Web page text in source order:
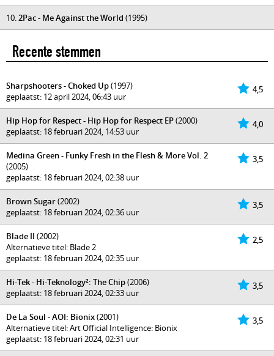
10.2Pac - Me Against the World (1995)
Recente stemmen
4,5
Sharpshooters - Choked Up(1997)
geplaatst: 12 april 2024, 06:43 uur
4,0
Hip Hop for Respect - Hip Hop for Respect EP(2000)
geplaatst: 18 februari 2024, 14:53 uur
3,5
Medina Green - Funky Fresh in the Flesh & More Vol. 2
(2005)
geplaatst: 18 februari 2024, 02:38 uur
3,5
Brown Sugar(2002)
geplaatst: 18 februari 2024, 02:36 uur
2,5
Blade II (2002)
Alternatieve titel: Blade 2
geplaatst: 18 februari 2024, 02:35 uur
3,5
Hi-Tek - Hi-Teknology²: The Chip(2006)
geplaatst: 18 februari 2024, 02:33 uur
3,5
De La Soul - AOI: Bionix(2001)
Alternatieve titel: Art Official Intelligence: Bionix
geplaatst: 18 februari 2024, 02:31 uur